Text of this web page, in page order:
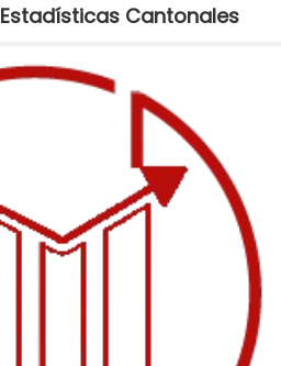
Estadísticas Cantonales